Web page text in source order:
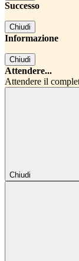
Successo
Chiudi
Informazione
Chiudi
Attendere...
Attendere il
Chiudi